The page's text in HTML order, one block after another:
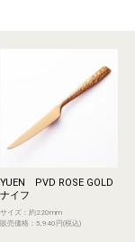
YUEN PVD ROSE GOLD
ナイフ
サイズ：約220mm
販売価格：5,940円(税込)